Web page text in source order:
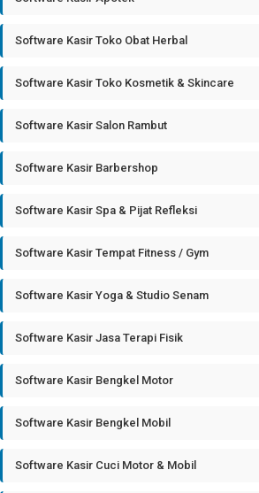
Software Kasir Toko Obat Herbal
Software Kasir Toko Kosmetik & Skincare
Software Kasir Salon Rambut
Software Kasir Barbershop
Software Kasir Spa & Pijat Refleksi
Software Kasir Tempat Fitness / Gym
Software Kasir Yoga & Studio Senam
Software Kasir Jasa Terapi Fisik
Software Kasir Bengkel Motor
Software Kasir Bengkel Mobil
Software Kasir Cuci Motor & Mobil